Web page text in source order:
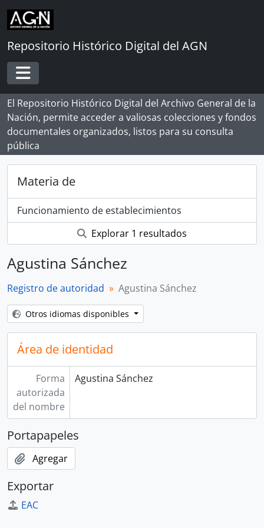
Skip to main content
Repositorio Histórico Digital del AGN
Toggle navigation
El Repositorio Histórico Digital del Archivo General de la
Nación, permite acceder a valiosas colecciones y fondos
documentales organizados, listos para su consulta
pública
Materia de
Funcionamiento de establecimientos
Explorar 1 resultados
Agustina Sánchez
Registro de autoridad Agustina Sánchez
Otros idiomas disponibles
Área de identidad
Forma
autorizada
del nombre
Agustina Sánchez
Portapapeles
Agregar
Exportar
EAC